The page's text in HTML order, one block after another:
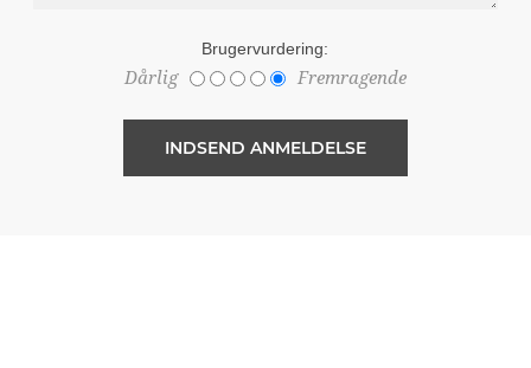
Brugervurdering:
Dårlig Fremragende